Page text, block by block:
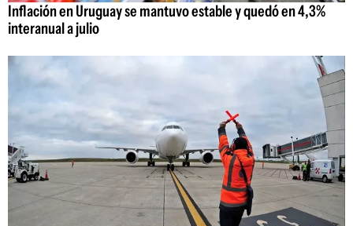
Inflación en Uruguay se mantuvo estable y quedó en 4,3%
interanual a julio